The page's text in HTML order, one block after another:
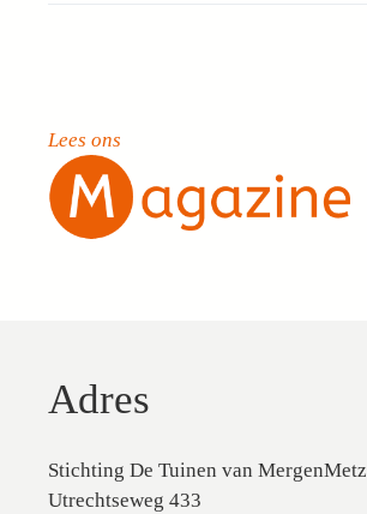
Lees ons
Adres
Stichting De Tuinen van MergenMetz
Utrechtseweg 433